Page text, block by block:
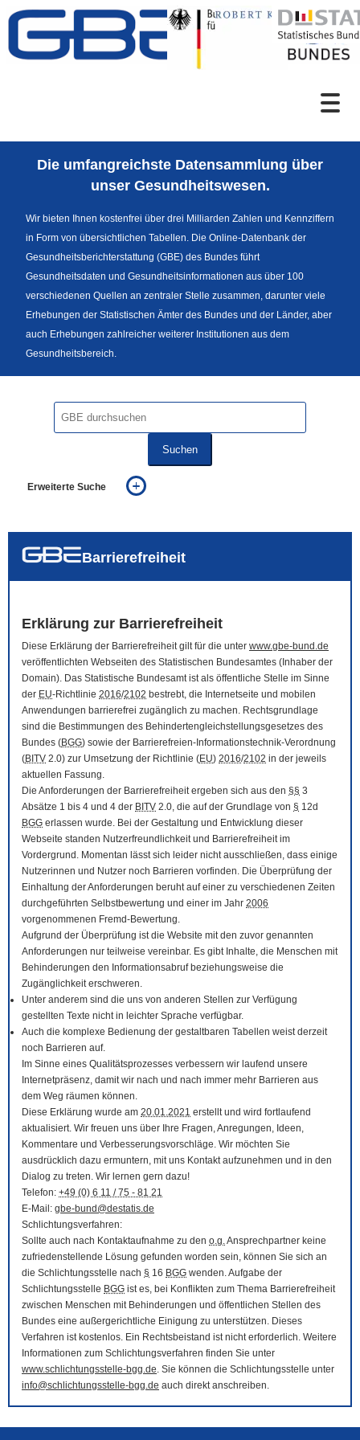
Zum Inhalt
Sprachumschaltung
Die umfangreichste Datensammlung über
unser Gesundheitswesen.
Wir bieten Ihnen kostenfrei über drei Milliarden Zahlen und Kennziffern
in Form von übersichtlichen Tabellen. Die Online-Datenbank der
Gesundheitsberichterstattung (GBE) des Bundes führt
Gesundheitsdaten und Gesundheitsinformationen aus über 100
verschiedenen Quellen an zentraler Stelle zusammen, darunter viele
Erhebungen der Statistischen Ämter des Bundes und der Länder, aber
auch Erhebungen zahlreicher weiterer Institutionen aus dem
Gesundheitsbereich.
Suchen
Erweiterte Suche
auch in allen Texten suchen (Volltextsuche)
Barrierefreiheit
Erklärung zur Barrierefreiheit
Diese Erklärung der Barrierefreiheit gilt für die unter www.gbe-bund.de
veröffentlichten Webseiten des Statistischen Bundesamtes (Inhaber der
Domain). Das Statistische Bundesamt ist als öffentliche Stelle im Sinne
der EU-Richtlinie 2016/2102 bestrebt, die Internetseite und mobilen
Anwendungen barrierefrei zugänglich zu machen. Rechtsgrundlage
sind die Bestimmungen des Behindertengleichstellungsgesetzes des
Bundes (BGG) sowie der Barrierefreien-Informationstechnik-Verordnung
(BITV 2.0) zur Umsetzung der Richtlinie (EU) 2016/2102 in der jeweils
aktuellen Fassung.
Die Anforderungen der Barrierefreiheit ergeben sich aus den §§ 3
Absätze 1 bis 4 und 4 der BITV 2.0, die auf der Grundlage von § 12d
BGG erlassen wurde. Bei der Gestaltung und Entwicklung dieser
Webseite standen Nutzerfreundlichkeit und Barrierefreiheit im
Vordergrund. Momentan lässt sich leider nicht ausschließen, dass einige
Nutzerinnen und Nutzer noch Barrieren vorfinden. Die Überprüfung der
Einhaltung der Anforderungen beruht auf einer zu verschiedenen Zeiten
durchgeführten Selbstbewertung und einer im Jahr 2006
vorgenommenen Fremd-Bewertung.
Aufgrund der Überprüfung ist die Website mit den zuvor genannten
Anforderungen nur teilweise vereinbar. Es gibt Inhalte, die Menschen mit
Behinderungen den Informationsabruf beziehungsweise die
Zugänglichkeit erschweren.
Unter anderem sind die uns von anderen Stellen zur Verfügung
gestellten Texte nicht in leichter Sprache verfügbar.
Auch die komplexe Bedienung der gestaltbaren Tabellen weist derzeit
noch Barrieren auf.
Im Sinne eines Qualitätsprozesses verbessern wir laufend unsere
Internetpräsenz, damit wir nach und nach immer mehr Barrieren aus
dem Weg räumen können.
Diese Erklärung wurde am 20.01.2021 erstellt und wird fortlaufend
aktualisiert. Wir freuen uns über Ihre Fragen, Anregungen, Ideen,
Kommentare und Verbesserungsvorschläge. Wir möchten Sie
ausdrücklich dazu ermuntern, mit uns Kontakt aufzunehmen und in den
Dialog zu treten. Wir lernen gern dazu!
Telefon: +49 (0) 6 11 / 75 - 81 21
E-Mail : gbe-bund@destatis.de
Schlichtungsverfahren:
Sollte auch nach Kontaktaufnahme zu den o.g.Ansprechpartner keine
zufriedenstellende Lösung gefunden worden sein, können Sie sich an
die Schlichtungsstelle nach § 16 BGG wenden. Aufgabe der
Schlichtungsstelle BGG ist es, bei Konflikten zum Thema Barrierefreiheit
zwischen Menschen mit Behinderungen und öffentlichen Stellen des
Bundes eine außergerichtliche Einigung zu unterstützen. Dieses
Verfahren ist kostenlos. Ein Rechtsbeistand ist nicht erforderlich. Weitere
Informationen zum Schlichtungsverfahren finden Sie unter
www.schlichtungsstelle-bgg.de. Sie können die Schlichtungsstelle unter
info@schlichtungsstelle-bgg.de auch direkt anschreiben.